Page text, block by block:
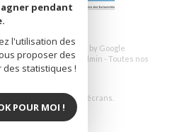
| Traduction powered by Google
honoraires-Liens- Admin - Toutes nos
-Politique RGPD
à tous les types d'écrans.
pendant
l'utilisation des
proposer des
statistiques !
POUR MOI !